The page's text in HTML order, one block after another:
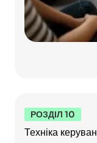
РОЗДІЛ 10
Техніка